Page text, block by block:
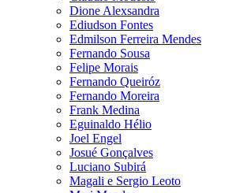
Dione Alexsandra
Ediudson Fontes
Edmilson Ferreira Mendes
Fernando Sousa
Felipe Morais
Fernando Queiróz
Fernando Moreira
Frank Medina
Eguinaldo Hélio
Joel Engel
Josué Gonçalves
Luciano Subirá
Magali e Sergio Leoto